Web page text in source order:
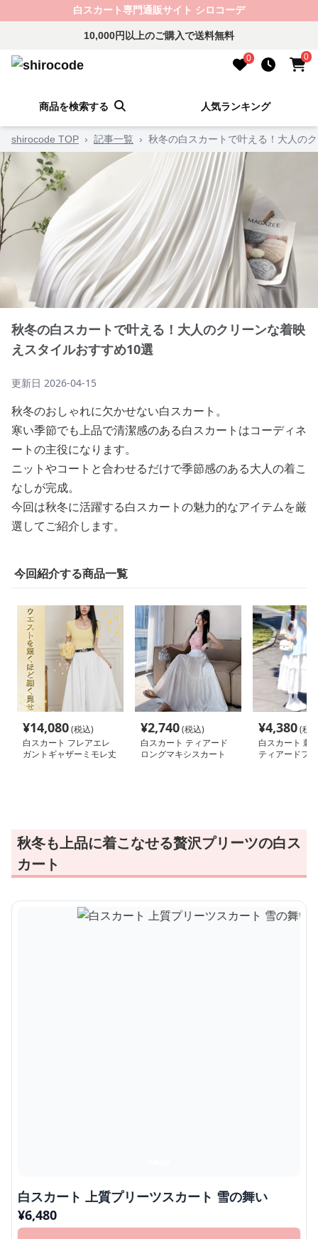
白スカート専門通販サイト シロコーデ
10,000円以上のご購入で送料無料
0 0
商品を検索する 人気ランキング
shirocode TOP › 記事一覧 › 秋冬の白スカートで叶える！大人の
秋冬の白スカートで叶える！大人のクリーンな着映
えスタイルおすすめ10選
更新日 2026-04-15
秋冬のおしゃれに欠かせない白スカート。
寒い季節でも上品で清潔感のある白スカートはコーディネ
ートの主役になります。
ニットやコートと合わせるだけで季節感のある大人の着こ
なしが完成。
今回は秋冬に活躍する白スカートの魅力的なアイテムを厳
選してご紹介します。
今回紹介する商品一覧
¥14,080(税込)
白スカート フレアエレ
ガントギャザーミモレ丈
¥2,740(税込)
白スカート ティアード
ロングマキシスカート
¥4,380(税
白スカート 刺
ティアードフ
秋冬も上品に着こなせる贅沢プリーツの白ス
カート
白スカート 上質プリーツスカート 雪の舞い
¥6,480